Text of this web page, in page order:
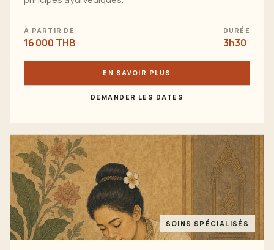
À PARTIR DE
16 000 THB
DURÉE
3h30
EN SAVOIR PLUS
DEMANDER LES DATES
SOINS SPÉCIALISÉS